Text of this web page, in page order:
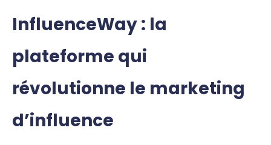
InfluenceWay : la
plateforme qui
révolutionne le marketing
d’influence